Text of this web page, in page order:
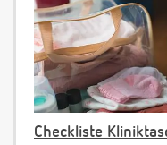
Checkliste